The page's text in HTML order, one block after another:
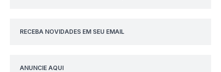
RECEBA NOVIDADES EM SEU EMAIL
ANUNCIE AQUI